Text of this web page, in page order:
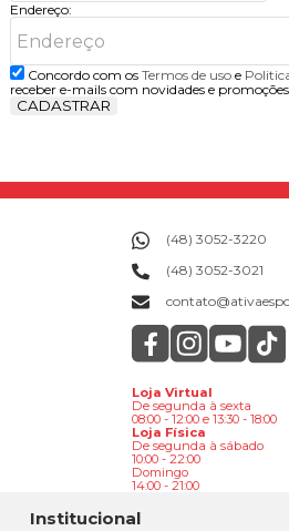
Endereço:
Concordo com os Termos de usoe
receber e-mails com novidades e
CADASTRAR
Institucional
(48) 3052-3220
(48) 3052-3021
Loja Virtual
De segunda à sexta
08:00 - 12:00 e 13:30 - 18:00
Loja Física
De segunda à sábado
10:00 - 22:00
Domingo
14:00 - 21:00